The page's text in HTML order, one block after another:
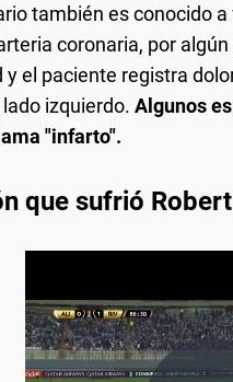
también es conocido
coronaria, por
el paciente registra
izquierdo. Algunos
"infarto".
que sufrió